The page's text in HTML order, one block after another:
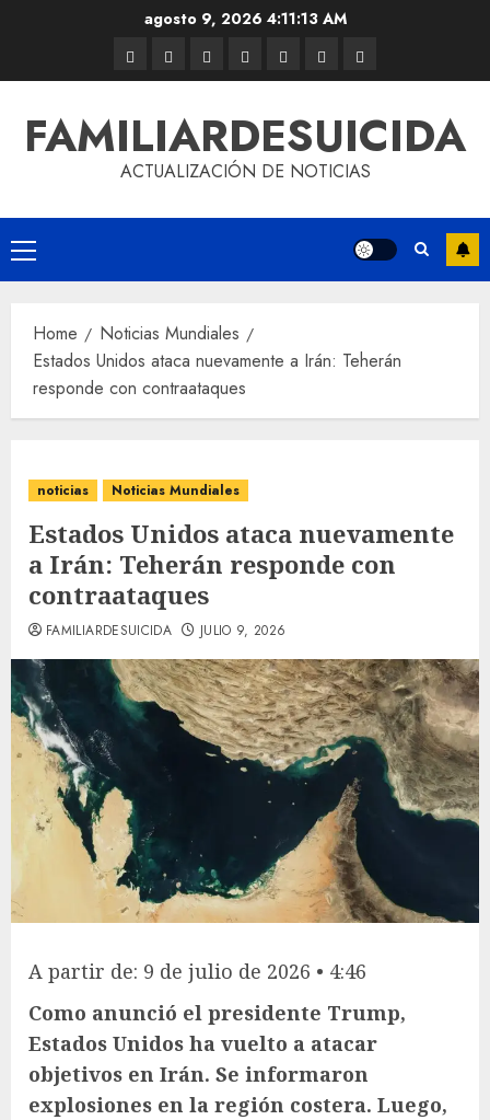
agosto 9, 2026 4:11:14 AM
FAMILIARDESUICIDA
ACTUALIZACIÓN DE NOTICIAS
Home
Noticias Mundiales
Estados Unidos ataca nuevamente a Irán: Teherán
responde con contraataques
noticias Noticias Mundiales
Estados Unidos ataca nuevamente
a Irán: Teherán responde con
contraataques
FAMILIARDESUICIDA JULIO 9, 2026
A partir de: 9 de julio de 2026 • 4:46
Como anunció el presidente Trump,
Estados Unidos ha vuelto a atacar
objetivos en Irán. Se informaron
explosiones en la región costera. Luego,